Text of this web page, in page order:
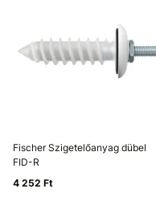
Fischer Szigetelőanyag dübel
FID-R
4 252 Ft